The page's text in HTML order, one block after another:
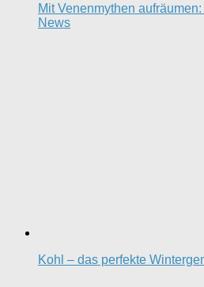
Mit Venenmythen
News
Kohl – das perfekte